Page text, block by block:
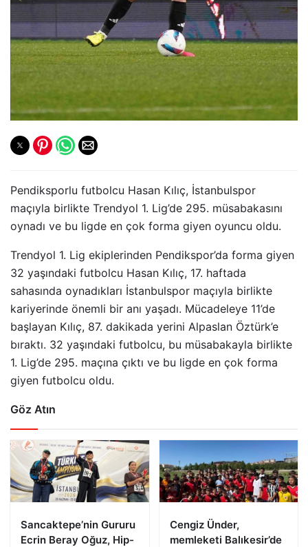
Pendiksporlu futbolcu Hasan Kılıç, İstanbulspor
maçıyla birlikte Trendyol 1. Lig’de 295. müsabakasını
oynadı ve bu ligde en çok forma giyen oyuncu oldu.
Trendyol 1. Lig ekiplerinden Pendikspor’da forma giyen
32 yaşındaki futbolcu Hasan Kılıç, 17. haftada
sahasında oynadıkları İstanbulspor maçıyla birlikte
kariyerinde önemli bir anı yaşadı. Mücadeleye 11’de
başlayan Kılıç, 87. dakikada yerini Alpaslan Öztürk’e
bıraktı. 32 yaşındaki futbolcu, bu müsabakayla birlikte
1. Lig’de 295. maçına çıktı ve bu ligde en çok forma
giyen futbolcu oldu.
Göz Atın
Sancaktepe’nin Gururu
Ecrin Beray Oğuz, Hip-
Cengiz Ünder,
memleketi Balıkesir’de